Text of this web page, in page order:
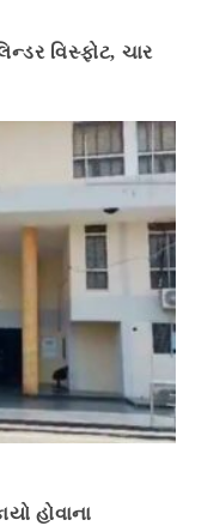
વિસ્ફોટ, ચાર
હોવાના